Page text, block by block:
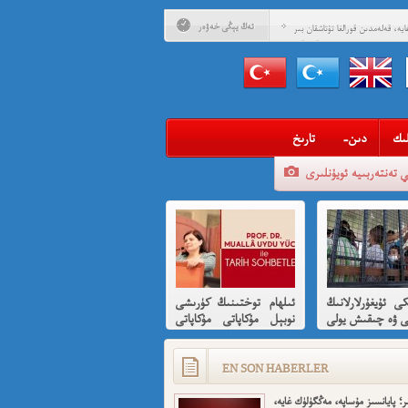
ئەڭ يېڭى خەۋەر قەلەمدىن قورالغا تۇتاشقان بىر
مۇساپىرنامە
داھىيسى: «نېتاجى» سۇبھاس
ئۇيغۇرلارغا ھىسسە 8-بۆلۈم
داھىيسى: «نېتاجى» سۇبھاس
قېرىنداشلىرىمغا خوش خەۋەر
ئارزۇ قىلغان تەشكىلاتلىرىمىز؟
ئادالەتلىك قىلامدۇ؟
ئانىلار تورى ۋە دىلدار ئەزىز
مۇئەللىم- چىقىش يولىمىز بارمۇ
خوش، ئەركىن ئاسىيا رادىيوسى
-دىن تارىخ
تەنتەربىيە ئويۇنلىرى
ئۇيغۇرلارلانىڭ
ۋە چىقىش يولى
ئانىلىز
ئىلھام توختىنىڭ كۈرىشى
نوبېل مۇكاپاتى مۇكاپاتى
بىلەن شەرەپلەندۈرۈشكە
لايىقتۇر
EN SON HABERLER
پايانسىز مۇساپە، مەڭگۈلۈك غايە،